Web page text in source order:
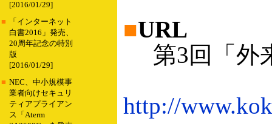
[2016/01/29]
■
「インターネット
白書2016」発売、
20周年記念の特別
版
[2016/01/29]
■ NEC、中小規模事
業者向けセキュリ
ティアプライアン
ス「Aterm
■URL
第3回「外
http://